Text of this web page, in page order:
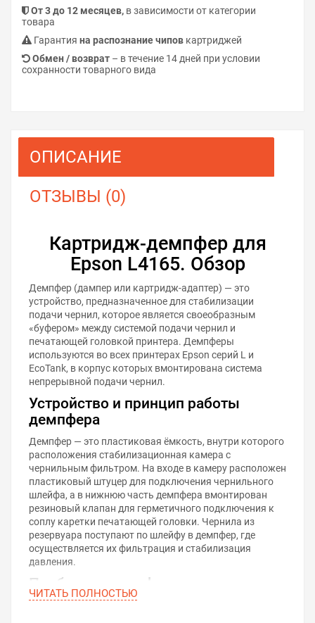
От 3 до 12 месяцев, в зависимости от категории
товара
Гарантия на распознание чипов картриджей
Обмен / возврат – в течение 14 дней при условии
сохранности товарного вида
ОПИСАНИЕ
ОТЗЫВЫ (0)
Картридж-демпфер для
Epson L4165. Обзор
Демпфер (дампер или картридж-адаптер) — это
устройство, предназначенное для стабилизации
подачи чернил, которое является своеобразным
«буфером» между системой подачи чернил и
печатающей головкой принтера. Демпферы
используются во всех принтерах Epson серий L и
EcoTank, в корпус которых вмонтирована система
непрерывной подачи чернил.
Устройство и принцип работы
демпфера
Демпфер — это пластиковая ёмкость, внутри которого
расположения стабилизационная камера с
чернильным фильтром. На входе в камеру расположен
пластиковый штуцер для подключения чернильного
шлейфа, а в нижнюю часть демпфера вмонтирован
резиновый клапан для герметичного подключения к
соплу каретки печатающей головки. Чернила из
резервуара поступают по шлейфу в демпфер, где
осуществляется их фильтрация и стабилизация
давления.
Проблемы демпферов
ЧИТАТЬ ПОЛНОСТЬЮ